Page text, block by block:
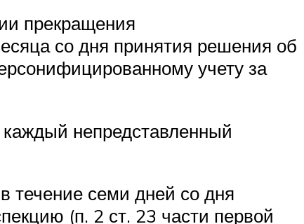
прекращения
со дня принятия решения об
учету за
непредставленный
течение семи дней со дня
(п. 2 ст. 23 части первой